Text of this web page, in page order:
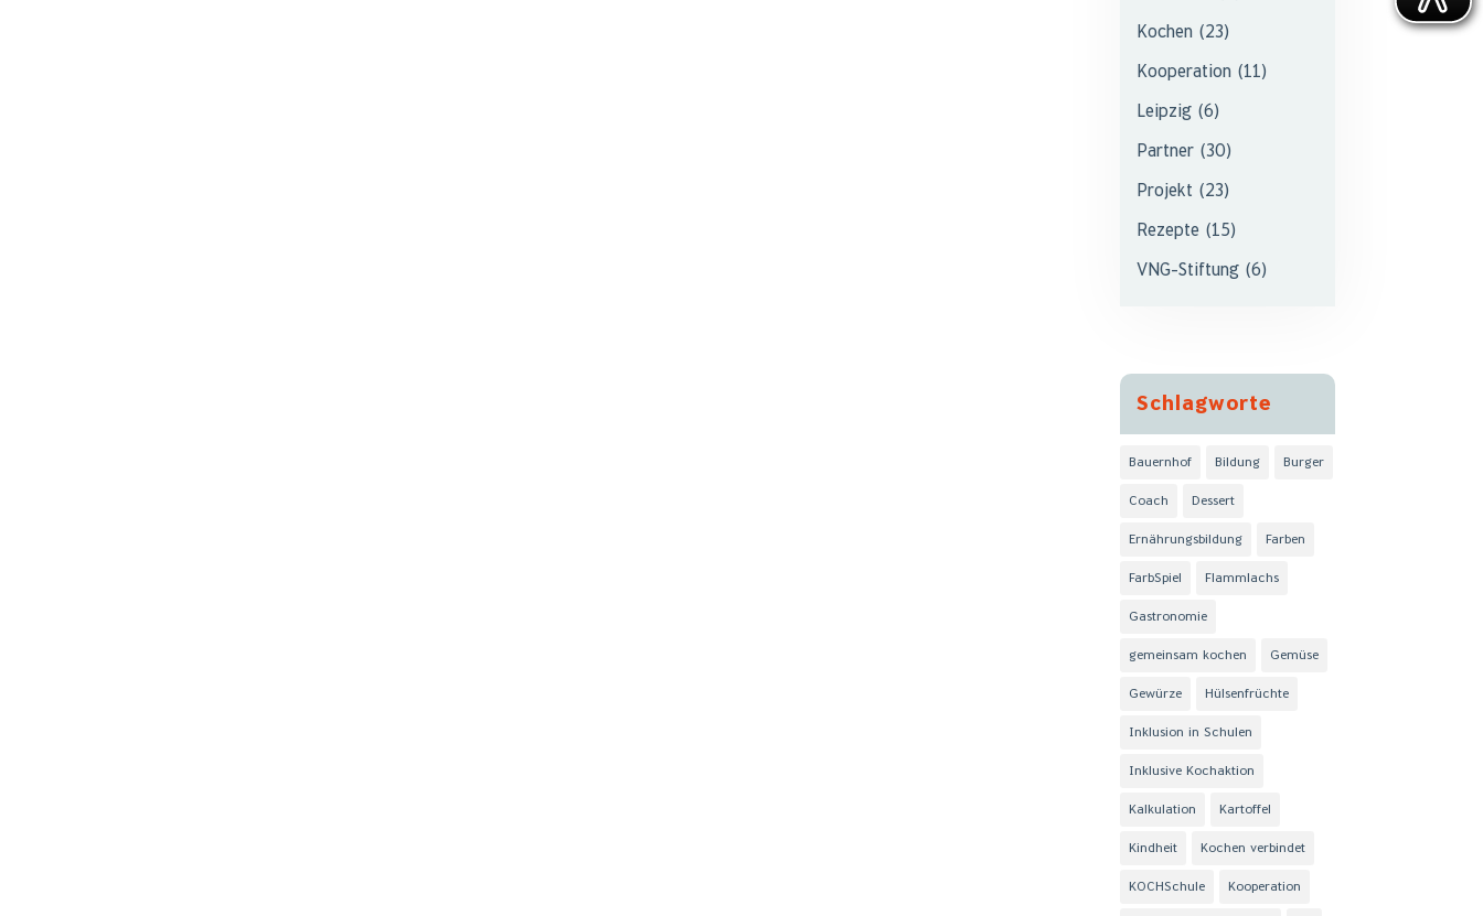
Kochen (23)
Kooperation (11)
Leipzig (6)
Partner (30)
Projekt (23)
Rezepte (15)
VNG-Stiftung (6)
Schlagworte
Bauernhof Bildung Burger
Coach Dessert
Ernährungsbildung Farben
FarbSpiel Flammlachs
Gastronomie
gemeinsam kochen Gemüse
Gewürze Hülsenfrüchte
Inklusion in Schulen
Inklusive Kochaktion
Kalkulation Kartoffel
Kindheit Kochen verbindet
KOCHSchule Kooperation